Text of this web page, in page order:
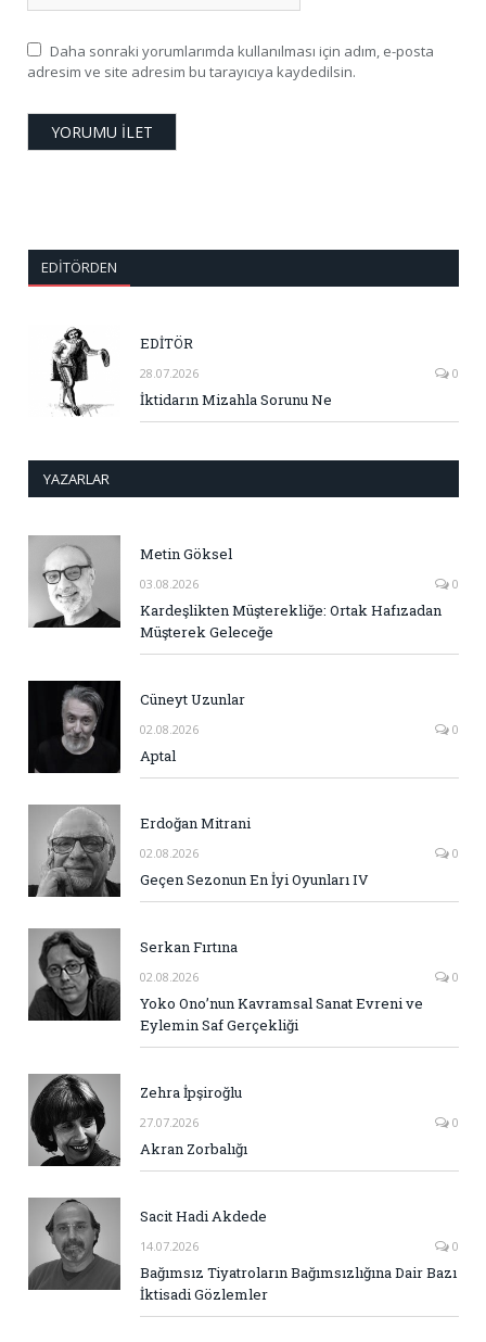
Daha sonraki yorumlarımda kullanılması için adım, e-posta
adresim ve site adresim bu tarayıcıya kaydedilsin.
EDITÖRDEN
EDİTÖR
28.07.2026 0
İktidarın Mizahla Sorunu Ne
YAZARLAR
Metin Göksel
03.08.2026 0
Kardeşlikten Müşterekliğe: Ortak Hafızadan
Müşterek Geleceğe
Cüneyt Uzunlar
02.08.2026 0
Aptal
Erdoğan Mitrani
02.08.2026 0
Geçen Sezonun En İyi Oyunları IV
Serkan Fırtına
02.08.2026 0
Yoko Ono’nun Kavramsal Sanat Evreni ve
Eylemin Saf Gerçekliği
Zehra İpşiroğlu
27.07.2026 0
Akran Zorbalığı
Sacit Hadi Akdede
14.07.2026 0
Bağımsız Tiyatroların Bağımsızlığına Dair Bazı
İktisadi Gözlemler